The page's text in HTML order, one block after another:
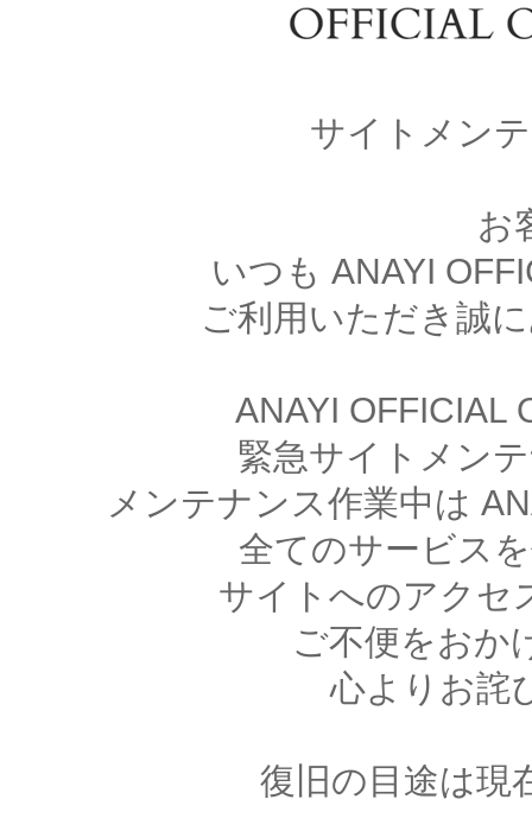
サイトメン
お
いつも ANAYI
ご利用いただき誠
ANAYI OFFICIAL
緊急サイトメン
メンテナンス作業中は
全てのサービス
サイトへのアクセ
ご不便をおか
心よりお詫
復旧の目途は現